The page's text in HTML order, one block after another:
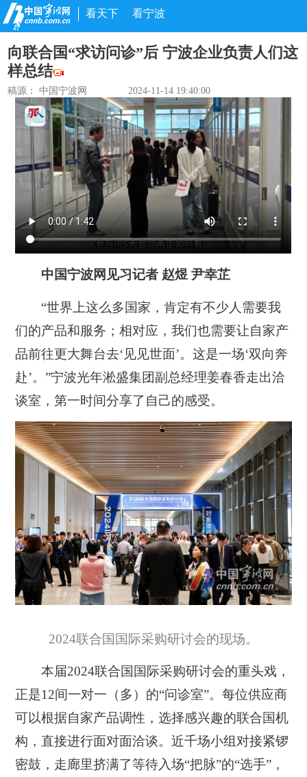
看天下 看宁波
向联合国“求访问诊”后 宁波企业负责人们这
样总结
稿源： 中国宁波网 2024-11-14 19:40:00
中国宁波网见习记者 赵煜 尹幸芷
“世界上这么多国家，肯定有不少人需要我
们的产品和服务；相对应，我们也需要让自家产
品前往更大舞台去‘见见世面’。这是一场‘双向奔
赴’。”宁波光年淞盛集团副总经理姜春香走出洽
谈室，第一时间分享了自己的感受。
2024联合国国际采购研讨会的现场。
本届2024联合国国际采购研讨会的重头戏，
正是12间一对一（多）的“问诊室”。每位供应商
可以根据自家产品调性，选择感兴趣的联合国机
构，直接进行面对面洽谈。近千场小组对接紧锣
密鼓，走廊里挤满了等待入场“把脉”的“选手”，